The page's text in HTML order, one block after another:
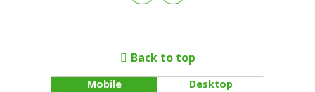
Back to top
Mobile Desktop